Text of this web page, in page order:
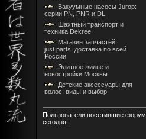
Вакуумные насосы Jurop:
серии PN, PNR и DL
Шахтный транспорт и
техника Dekree
Магазин запчастей
just.parts: доставка по всей
России
Элитное жилье и
новостройки Москвы
Детские аксессуары для
волос: виды и выбор
Пользователи посетившие форум
сегодня: